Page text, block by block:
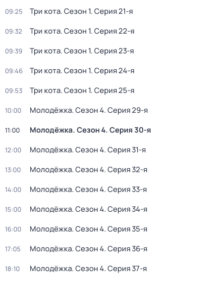
09:25 Три кота. Сезон 1. Серия 21-я
09:32 Три кота. Сезон 1. Серия 22-я
09:39 Три кота. Сезон 1. Серия 23-я
09:46 Три кота. Сезон 1. Серия 24-я
09:53 Три кота. Сезон 1. Серия 25-я
10:00 Молодёжка. Сезон 4. Серия 29-я
11:00 Молодёжка. Сезон 4. Серия 30-я
12:00 Молодёжка. Сезон 4. Серия 31-я
13:00 Молодёжка. Сезон 4. Серия 32-я
14:00 Молодёжка. Сезон 4. Серия 33-я
15:00 Молодёжка. Сезон 4. Серия 34-я
16:00 Молодёжка. Сезон 4. Серия 35-я
17:05 Молодёжка. Сезон 4. Серия 36-я
18:10 Молодёжка. Сезон 4. Серия 37-я